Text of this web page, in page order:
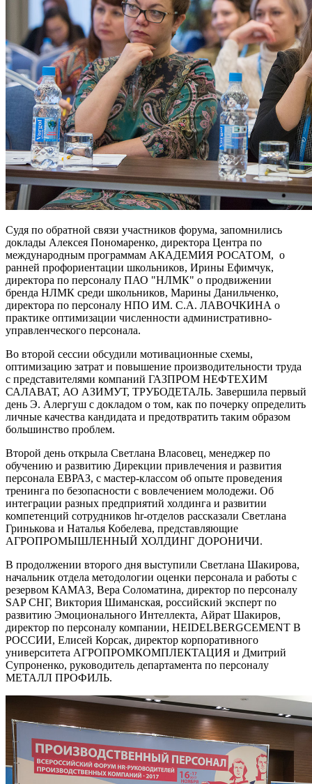
Судя по обратной связи участников форума, запомнились
доклады Алексея Пономаренко, директора Центра по
международным программам АКАДЕМИЯ РОСАТОМ, о
ранней профориентации школьников, Ирины Ефимчук,
директора по персоналу ПАО "НЛМК" о продвижении
бренда НЛМК среди школьников, Марины Данильченко,
директора по персоналу НПО ИМ. С.А. ЛАВОЧКИНА о
практике оптимизации численности административно-
управленческого персонала.
Во второй сессии обсудили мотивационные схемы,
оптимизацию затрат и повышение производительности труда
с представителями компаний ГАЗПРОМ НЕФТЕХИМ
САЛАВАТ, АО АЗИМУТ, ТРУБОДЕТАЛЬ. Завершила первый
день Э. Алергуш с докладом о том, как по почерку определить
личные качества кандидата и предотвратить таким образом
большинство проблем.
Второй день открыла Светлана Власовец, менеджер по
обучению и развитию Дирекции привлечения и развития
персонала ЕВРАЗ, с мастер-классом об опыте проведения
тренинга по безопасности с вовлечением молодежи. Об
интеграции разных предприятий холдинга и развитии
компетенций сотрудников hr-отделов рассказали Светлана
Гринькова и Наталья Кобелева, представляющие
АГРОПРОМЫШЛЕННЫЙ ХОЛДИНГ ДОРОНИЧИ.
В продолжении второго дня выступили Светлана Шакирова,
начальник отдела методологии оценки персонала и работы с
резервом КАМАЗ, Вера Соломатина, директор по персоналу
SAP СНГ, Виктория Шиманская, российский эксперт по
развитию Эмоционального Интеллекта, Айрат Шакиров,
директор по персоналу компании, HEIDELBERGCEMENT В
РОССИИ, Елисей Корсак, директор корпоративного
университета АГРОПРОМКОМПЛЕКТАЦИЯ и Дмитрий
Супроненко, руководитель департамента по персоналу
МЕТАЛЛ ПРОФИЛЬ.